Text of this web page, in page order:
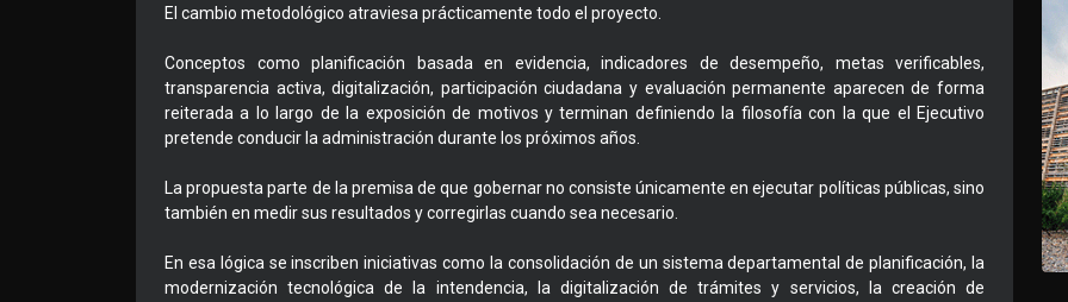
El cambio metodológico atraviesa prácticamente todo el proyecto.
Conceptos como planificación basada en evidencia, indicadores de desempeño, metas verificables,
transparencia activa, digitalización, participación ciudadana y evaluación permanente aparecen de forma
reiterada a lo largo de la exposición de motivos y terminan definiendo la filosofía con la que el Ejecutivo
pretende conducir la administración durante los próximos años.
La propuesta parte de la premisa de que gobernar no consiste únicamente en ejecutar políticas públicas, sino
también en medir sus resultados y corregirlas cuando sea necesario.
En esa lógica se inscriben iniciativas como la consolidación de un sistema departamental de planificación, la
modernización tecnológica de la intendencia, la digitalización de trámites y servicios, la creación de